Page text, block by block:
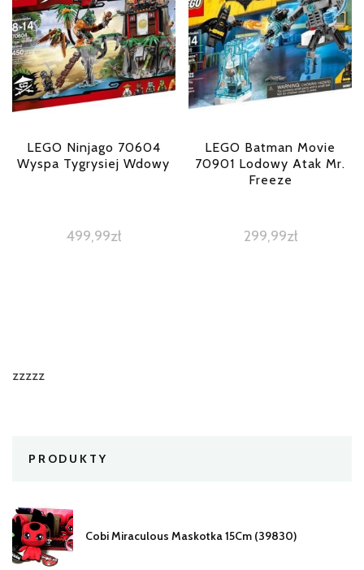
LEGO Ninjago 70604
Wyspa Tygrysiej Wdowy
499,99zł
LEGO Batman Movie
70901 Lodowy Atak Mr.
Freeze
299,99zł
zzzzz
PRODUKTY
Cobi Miraculous Maskotka 15Cm (39830)